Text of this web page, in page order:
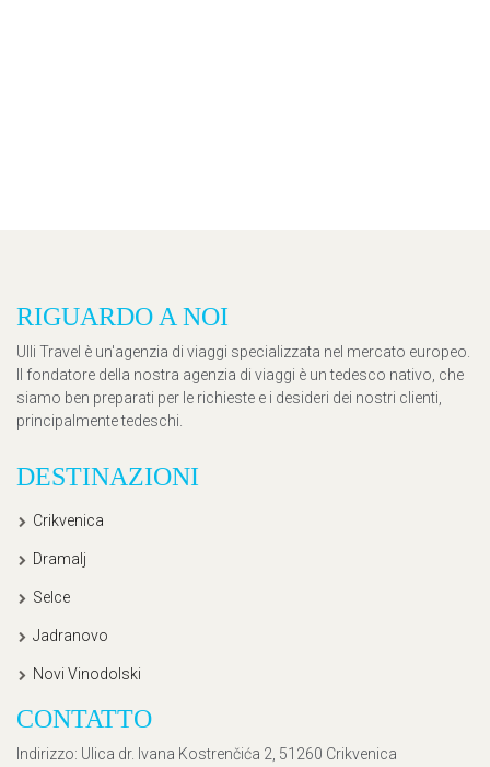
RIGUARDO A NOI
Ulli Travel è un'agenzia di viaggi specializzata nel mercato europeo.
Il fondatore della nostra agenzia di viaggi è un tedesco nativo, che
siamo ben preparati per le richieste e i desideri dei nostri clienti,
principalmente tedeschi.
DESTINAZIONI
Crikvenica
Dramalj
Selce
Jadranovo
Novi Vinodolski
CONTATTO
Indirizzo: Ulica dr. Ivana Kostrenčića 2, 51260 Crikvenica